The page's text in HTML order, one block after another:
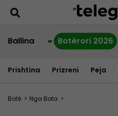
Ballina Botërori 2026
Prishtina Prizreni Peja
Botë > Nga Bota >